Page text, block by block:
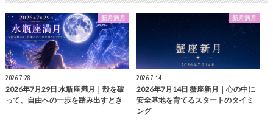
新月満月
2026.7.28
2026年7月29日 水瓶座満月｜殻を破
って、自由への一歩を踏み出すとき
新月満月
2026.7.14
2026年7月14日 蟹座新月｜心の中に
安全基地を育てるスタートのタイミ
ング